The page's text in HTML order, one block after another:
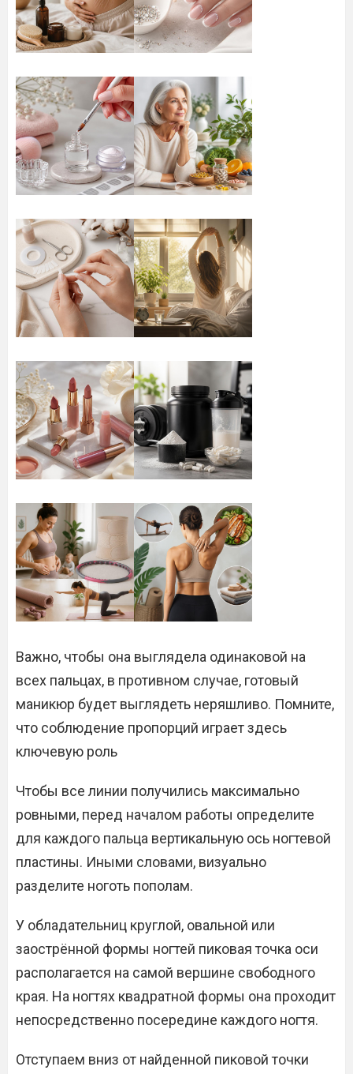
Важно, чтобы она выглядела одинаковой на
всех пальцах, в противном случае, готовый
маникюр будет выглядеть неряшливо. Помните,
что соблюдение пропорций играет здесь
ключевую роль
Чтобы все линии получились максимально
ровными, перед началом работы определите
для каждого пальца вертикальную ось ногтевой
пластины. Иными словами, визуально
разделите ноготь пополам.
У обладательниц круглой, овальной или
заострённой формы ногтей пиковая точка оси
располагается на самой вершине свободного
края. На ногтях квадратной формы она проходит
непосредственно посередине каждого ногтя.
Отступаем вниз от найденной пиковой точки